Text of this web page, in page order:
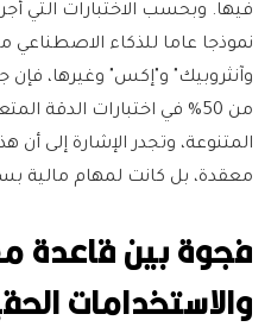
نموذجا عاما للذكاء الاصطناعي
وآنثروبيك" و"إكس" وغيرها،
من 50% في اختبارات الدقة
المتنوعة، وتجدر الإشارة إلى أن
معقدة، بل كانت لمهام مالية
فجوة بين قاعدة
والاستخدامات